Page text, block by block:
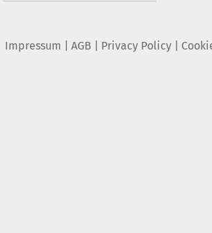
Impressum AGB Privacy Policy|